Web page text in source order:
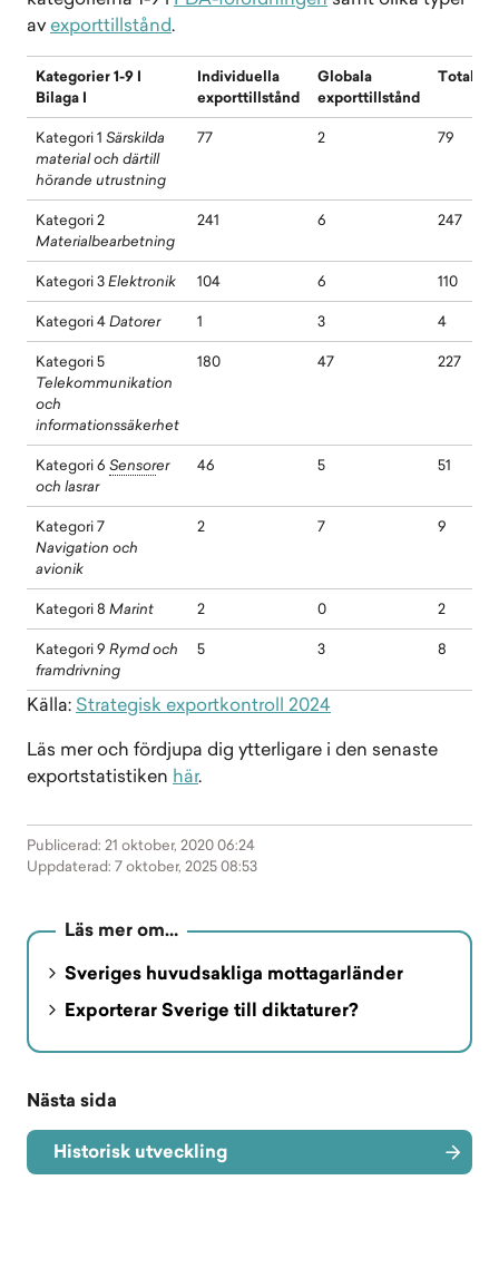
av exporttillstånd.
Kategorier 1-9 I
Bilaga I
Individuella
exporttillstånd
Globala
exporttillstånd
Totalt
Kategori 1 Särskilda
material och därtill
hörande utrustning
77 2 79
Kategori 2
Materialbearbetning
241 6 247
Kategori 3Elektronik 104 6
110
Kategori 4Datorer 1 3
4
Kategori 5
Telekommunikation
och
informationssäkerhet
180 47 227
Kategori 6 Sensorer
och lasrar
46 5 51
Kategori 7
Navigation och
avionik
2 7 9
Kategori 8 Marint 2 0
2
Kategori 9 Rymd och
framdrivning
5 3 8
Källa: Strategisk exportkontroll 2024
Läs mer och fördjupa dig ytterligare i den senaste
exportstatistiken här.
Publicerad: 21 oktober, 2020 06:24
Uppdaterad: 7 oktober, 2025 08:53
Läs mer om…
Sveriges huvudsakliga mottagarländer
Exporterar Sverige till diktaturer?
Nästa sida
Historisk utveckling